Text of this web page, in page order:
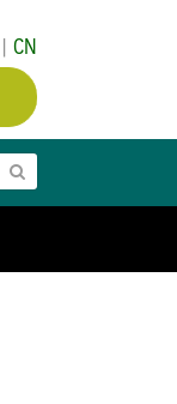
| CN